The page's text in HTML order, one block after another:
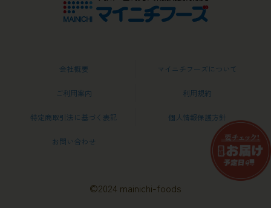
会社概要 マイニチフーズについて
ご利用案内 利用規約
特定商取引法に基づく表記 個人情報保護方針
お問い合わせ
©2024 mainichi-foods